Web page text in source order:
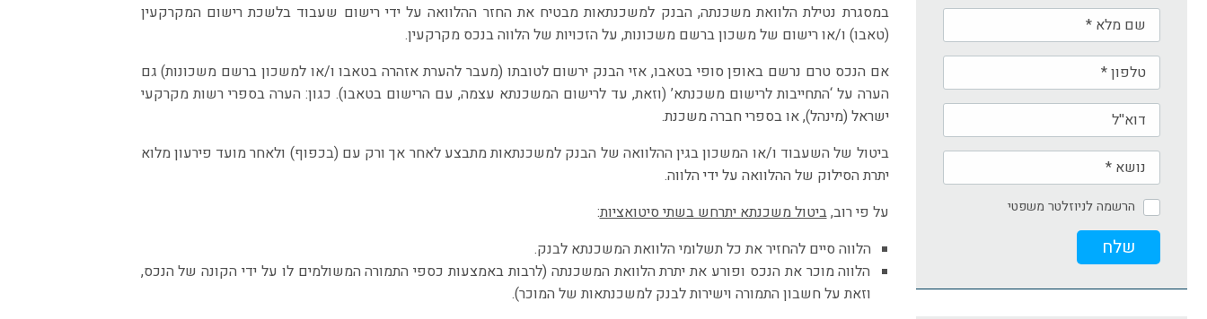
הרשמה לניוזלטר משפטי
במסגרת נטילת הלוואת משכנתה, הבנק למשכנתאות מבטיח את החזר ההלוואה על ידי רישום שעבוד בלשכת רישום המקרקעין
(טאבו) ו/או רישום של משכון ברשם משכונות, על הזכויות של הלווה בנכס מקרקעין.
אם הנכס טרם נרשם באופן סופי בטאבו, אזי הבנק ירשום לטובתו (מעבר להערת אזהרה בטאבו ו/או למשכון ברשם משכונות) גם
הערה על ‘התחייבות לרישום משכנתא’ (וזאת, עד לרישום המשכנתא עצמה, עם הרישום בטאבו). כגון: הערה בספרי רשות מקרקעי
ישראל (מינהל), או בספרי חברה משכנת.
ביטול של השעבוד ו/או המשכון בגין ההלוואה של הבנק למשכנתאות מתבצע לאחר אך ורק עם (בכפוף) ולאחר מועד פירעון מלוא
יתרת הסילוק של ההלוואה על ידי הלווה.
על פי רוב,ביטול משכנתא יתרחש בשתי סיטואציות:
הלווה סיים להחזיר את כל תשלומי הלוואת המשכנתא לבנק.
הלווה מוכר את הנכס ופורע את יתרת הלוואת המשכנתה (לרבות באמצעות כספי התמורה המשולמים לו על ידי הקונה של הנכס,
וזאת על חשבון התמורה וישירות לבנק למשכנתאות של המוכר).